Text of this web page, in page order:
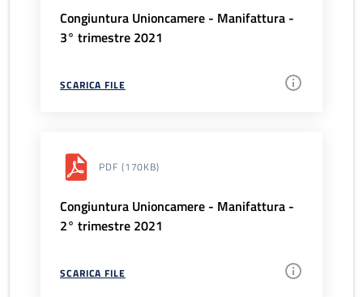
Congiuntura Unioncamere - Manifattura -
3° trimestre 2021
SCARICA FILE
PDF (170KB)
Congiuntura Unioncamere - Manifattura -
2° trimestre 2021
SCARICA FILE